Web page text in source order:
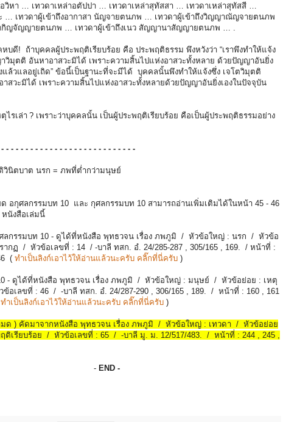
วิหา … เทวดาเหล่าอตัปปา … เทวดาเหล่าสุทัสสา … เทวดาเหล่าสุทัสสี …
… เทวดาผู้เข้าถึงอากาสา นัญจายตนภพ … เทวดาผู้เข้าถึงวิญญาณัญจายตนภพ
ากิญจัญญายตนภพ … เทวดาผู้เข้าถึงเนว สัญญานาสัญญายตนภพ … .
บดี! ถ้าบุคคลผู้ประพฤติเรียบร้อย คือ ประพฤติธรรม พึงหวังว่า “เราพึงทำให้แจ้ง
วิมุตติ อันหาอาสวะมิได้ เพราะความสิ้นไปแห่งอาสวะทั้งหลาย ด้วยปัญญาอันยิ่ง
แล้วแลอยู่เถิด” ข้อนี้เป็นฐานะที่จะมีได้ บุคคลนั้นพึงทำให้แจ้งซึ่ง เจโตวิมุตติ
สวะมิได้ เพราะความสิ้นไปแห่งอาสวะทั้งหลายด้วยปัญญาอันยิ่งเองในปัจจุบัน
ไรเล่า ? เพราะว่าบุคคลนั้น เป็นผู้ประพฤติเรียบร้อย คือเป็นผู้ประพฤติธรรมอย่าง
- - - - - - - - - - - - - - - - - - - - - - - - - - -
วินิตบาต นรก = ภพที่ต่ำกว่ามนุษย์
ด อกุศลกรรมบท 10 และ กุศลกรรมบท 10 สามารถอ่านเพิ่มเติมได้ในหน้า 45 - 46
หนังสือเล่มนี้
รรมบท 10 - ดูได้ที่หนังสือ พุทธวจน เรื่อง ภพภูมิ / หัวข้อใหญ่ : นรก / หัวข้อ
ากฏ / หัวข้อเลขที่ : 14 / -บาลี ทสก. อํ. 24/285-287 , 305/165 , 169. / หน้าที่ :
( ทำเป็นลิงก์เอาไว้ให้อ่านแล้วนะครับ คลิ๊กที่นี่ครับ )
- ดูได้ที่หนังสือ พุทธวจน เรื่อง ภพภูมิ / หัวข้อใหญ่ : มนุษย์ / หัวข้อย่อย : เหตุ
อเลขที่ : 46 / -บาลี ทสก. อํ. 24/287-290 , 306/165 , 189. / หน้าที่ : 160 , 161
ทำเป็นลิงก์เอาไว้ให้อ่านแล้วนะครับ คลิ๊กที่นี่ครับ )
มด ) คัดมาจากหนังสือ พุทธวจน เรื่อง ภพภูมิ / หัวข้อใหญ่ : เทวดา / หัวข้อย่อย
ติเรียบร้อย / หัวข้อเลขที่ : 65 / -บาลี มู. ม. 12/517/483. / หน้าที่ : 244 , 245 ,
-END -